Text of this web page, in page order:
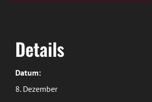
Details
Datum:
8. Dezember